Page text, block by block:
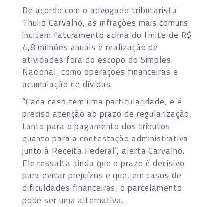
De acordo com o advogado tributarista
Thulio Carvalho, as infrações mais comuns
incluem faturamento acima do limite de R$
4,8 milhões anuais e realização de
atividades fora do escopo do Simples
Nacional, como operações financeiras e
acumulação de dívidas.
“Cada caso tem uma particularidade, e é
preciso atenção ao prazo de regularização,
tanto para o pagamento dos tributos
quanto para a contestação administrativa
junto à Receita Federal”, alerta Carvalho.
Ele ressalta ainda que o prazo é decisivo
para evitar prejuízos e que, em casos de
dificuldades financeiras, o parcelamento
pode ser uma alternativa.